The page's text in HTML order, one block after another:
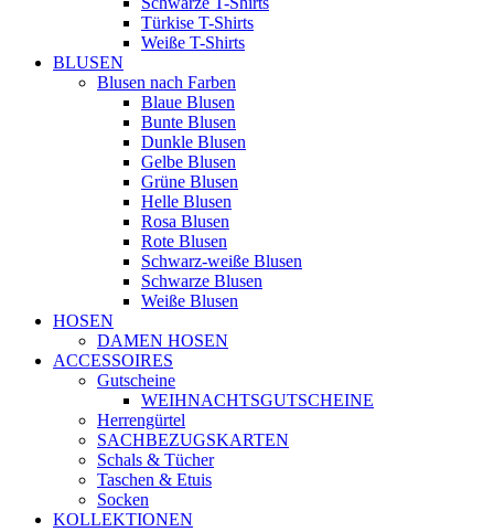
Türkise T-Shirts
Weiße T-Shirts
BLUSEN
Blusen nach Farben
Blaue Blusen
Bunte Blusen
Dunkle Blusen
Gelbe Blusen
Grüne Blusen
Helle Blusen
Rosa Blusen
Rote Blusen
Schwarz-weiße Blusen
Schwarze Blusen
Weiße Blusen
HOSEN
DAMEN HOSEN
ACCESSOIRES
Gutscheine
WEIHNACHTSGUTSCHEINE
Herrengürtel
SACHBEZUGSKARTEN
Schals & Tücher
Taschen & Etuis
Socken
KOLLEKTIONEN